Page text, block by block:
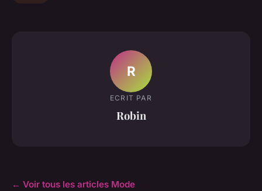
R
ECRIT PAR
Robin
← Voir tous les articles Mode